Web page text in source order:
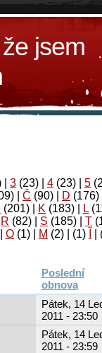
jsem
3 (23) 4 (23) 5
Č (90) D (176)
(201) K (183) L
R (82) S (185) T
Ο (1) М (2)
(1)
Poslední
obnova
Pátek, 14
2011 - 23:50
Pátek, 14
2011 - 23:59